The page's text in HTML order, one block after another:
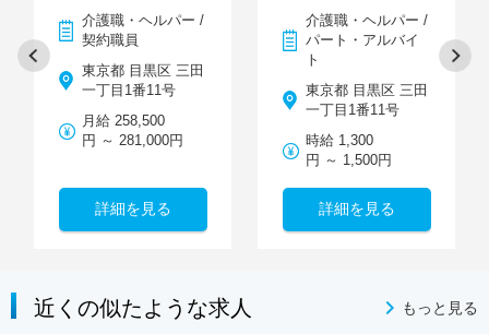
介護職・ヘルパー /
契約職員
東京都 目黒区 三田
一丁目1番11号
月給 258,500
円 ～ 281,000円
詳細を見る
介護職・ヘルパー /
パート・アルバイ
ト
東京都 目黒区 三田
一丁目1番11号
時給 1,300
円 ～ 1,500円
詳細を見る
近くの似たような求人 もっと見る